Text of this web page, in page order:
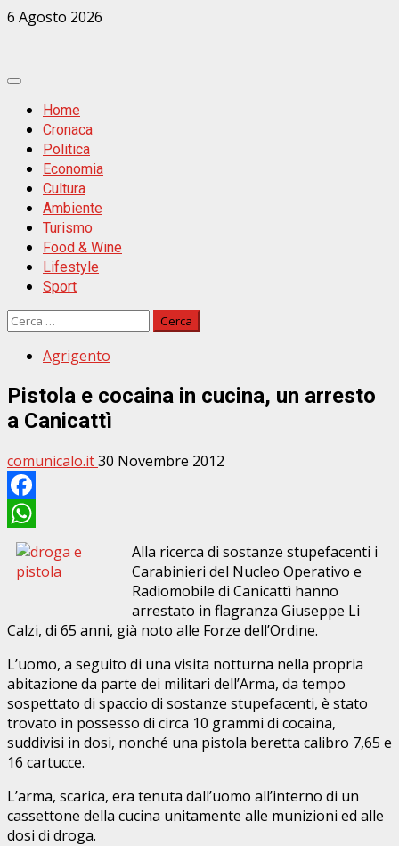
Zum
6 Agosto 2026
Primäres
MenüHome
Cronaca
Politica
Economia
Cultura
Ambiente
Turismo
Food & Wine
Lifestyle
Sport
Ricerca
Agrigento
Pistola e cocaina in cucina, un arresto
a Canicattì
comunicalo.it30 Novembre 2012
Facebook
WhatsApp
Alla ricerca di sostanze stupefacenti i
Carabinieri del Nucleo Operativo e
Radiomobile di Canicattì hanno
arrestato in flagranza Giuseppe Li
Calzi, di 65 anni, già noto alle Forze dell’Ordine.
L’uomo, a seguito di una visita notturna nella propria
abitazione da parte dei militari dell’Arma, da tempo
sospettato di spaccio di sostanze stupefacenti, è stato
trovato in possesso di circa 10 grammi di cocaina,
suddivisi in dosi, nonché una pistola beretta calibro 7,65 e
16 cartucce.
L’arma, scarica, era tenuta dall’uomo all’interno di un
cassettone della cucina unitamente alle munizioni ed alle
dosi di droga.